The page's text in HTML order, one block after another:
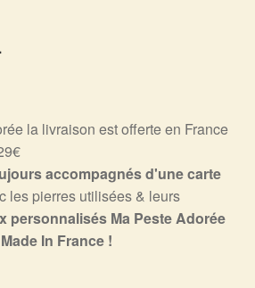
la livraison est offerte en France
accompagnés d'une carte
les pierres utilisées & leurs
personnalisés Ma Peste Adorée
In France !